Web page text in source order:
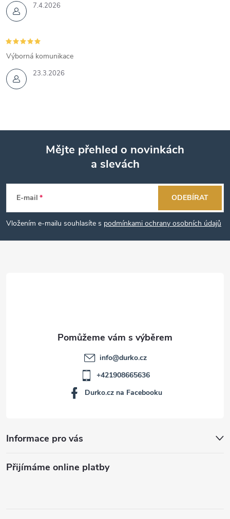
7.4.2026
23.3.2026
Výborná komunikace
p
a
Mějte přehled o novinkách
a slevách
E-mail
Vložením e-mailu souhlasíte s podmínkami ochrany osobních údajů
ODEBÍRAT
Informace pro vás
Přijímáme online platby
info@durko.cz
+421908665636
Durko.cz na Facebooku